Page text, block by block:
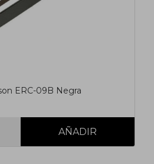
ERC-09B Negra